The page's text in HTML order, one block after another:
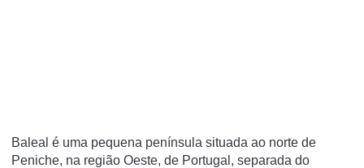
Baleal é uma pequena península situada ao norte de
Peniche, na região Oeste, de Portugal, separada do